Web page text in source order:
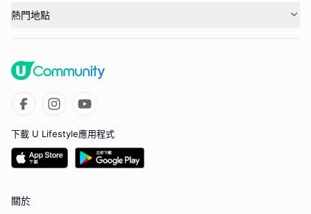
熱門地點
下載 U Lifestyle應用程式
關於